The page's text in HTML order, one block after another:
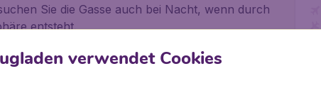
Sie die Gasse auch bei Nacht, wenn durch
entsteht.
über die Geschichte des totalitären Systems
verwendet Cookies